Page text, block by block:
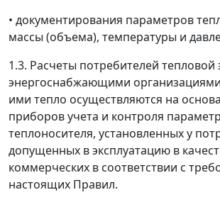
• документирования параметров
массы (объема), температуры и
1.3. Расчеты потребителей тепловой
энергоснабжающими
ими тепло осуществляются на
приборов учета и контроля
теплоносителя, установленных у
допущенных в эксплуатацию в
коммерческих в соответствии с
настоящих Правил.